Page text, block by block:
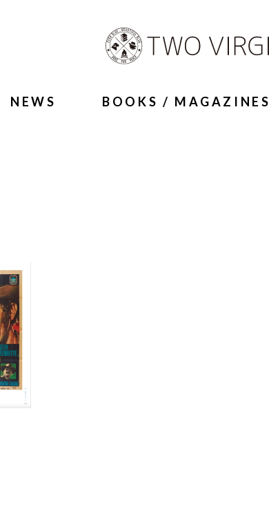
NEWS BOOKS / MAGAZINES